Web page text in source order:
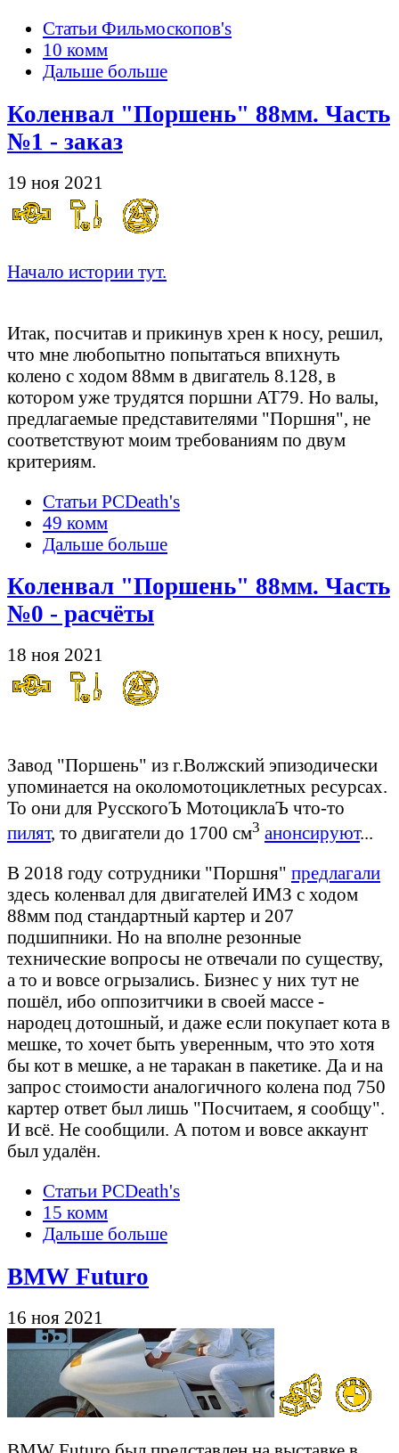
Статьи Фильмоскопов's
10 комм
Дальше больше
Коленвал "Поршень" 88мм. Часть
№1 - заказ
19 ноя 2021
Начало истории тут.
Итак, посчитав и прикинув хрен к носу, решил,
что мне любопытно попытаться впихнуть
колено с ходом 88мм в двигатель 8.128, в
котором уже трудятся поршни АТ79. Но валы,
предлагаемые представителями "Поршня", не
соответствуют моим требованиям по двум
критериям.
Статьи PCDeath's
49 комм
Дальше больше
Коленвал "Поршень" 88мм. Часть
№0 - расчёты
18 ноя 2021
Завод "Поршень" из г.Волжский эпизодически
упоминается на околомотоциклетных ресурсах.
То они для РусскогоЪ МотоциклаЪ что-то
пилят, то двигатели до 1700 см3 анонсируют...
В 2018 году сотрудники "Поршня" предлагали
здесь коленвал для двигателей ИМЗ с ходом
88мм под стандартный картер и 207
подшипники. Но на вполне резонные
технические вопросы не отвечали по существу,
а то и вовсе огрызались. Бизнес у них тут не
пошёл, ибо оппозитчики в своей массе -
народец дотошный, и даже если покупает кота в
мешке, то хочет быть уверенным, что это хотя
бы кот в мешке, а не таракан в пакетике. Да и на
запрос стоимости аналогичного колена под 750
картер ответ был лишь "Посчитаем, я сообщу".
И всё. Не сообщили. А потом и вовсе аккаунт
был удалён.
Статьи PCDeath's
15 комм
Дальше больше
BMW Futuro
16 ноя 2021